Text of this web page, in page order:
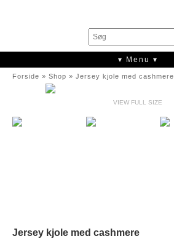
▾ Menu ▾
Forside » Shop » Jersey kjole med cashmere
VIEW FULL SIZE
Jersey kjole med cashmere